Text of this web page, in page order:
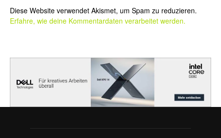
Diese Website verwendet Akismet, um Spam zu reduzieren.
Erfahre, wie deine Kommentardaten verarbeitet werden.